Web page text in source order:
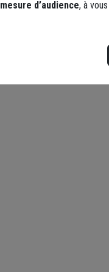
DOP (Declaration of
mesure d’audience, à